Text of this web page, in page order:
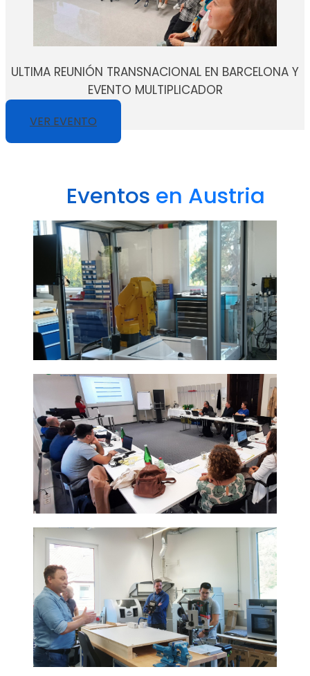
ULTIMA REUNIÓN TRANSNACIONAL EN BARCELONA Y
EVENTO MULTIPLICADOR
VER EVENTO
Eventos en Austria